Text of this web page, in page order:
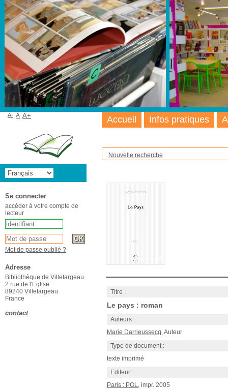
Nouvelle recherche
Titre :
Le pays : roman
Auteurs :
Marie Darrieussecq, Auteur
Type de document :
texte imprimé
Editeur :
Paris : POL, impr. 2005
Accueil Infos pratiques
A- A A+
Se connecter
accéder à votre compte de
lecteur
Mot de passe oublié ?
Adresse
Bibliothèque de Villefargeau
2 rue de l'Eglise
89240 Villefargeau
France
contact